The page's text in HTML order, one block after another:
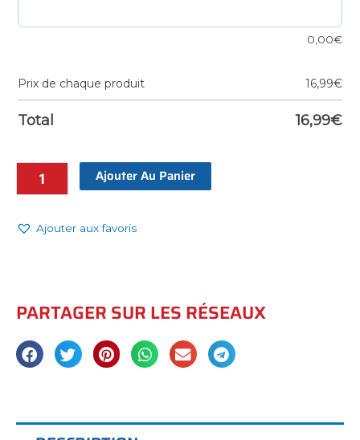
0,00€
Prix de chaque produit 16,99€
Total 16,99€
Ajouter Au Panier
Ajouter aux favoris
PARTAGER SUR LES RÉSEAUX